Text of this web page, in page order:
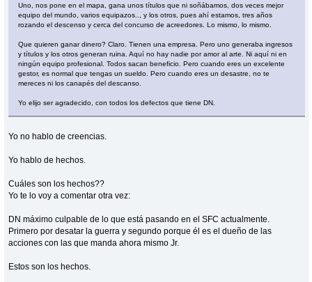
Uno, nos pone en el mapa, gana unos títulos que ni soñábamos, dos veces mejor
equipo del mundo, varios equipazos.., y los otros, pues ahí estamos, tres años
rozando el descenso y cerca del concurso de acreedores. Lo mismo, lo mismo.
Que quieren ganar dinero? Claro. Tienen una empresa. Pero uno generaba ingresos
y títulos y los otros generan ruina. Aquí no hay nadie por amor al arte. Ni aquí ni en
ningún equipo profesional. Todos sacan beneficio. Pero cuando eres un excelente
gestor, es normal que tengas un sueldo. Pero cuando eres un desastre, no te
mereces ni los canapés del descanso.
Yo elijo ser agradecido, con todos los defectos que tiene DN.
Yo no hablo de creencias.
Yo hablo de hechos.
Cuáles son los hechos??
Yo te lo voy a comentar otra vez:
DN máximo culpable de lo que está pasando en el SFC actualmente.
Primero por desatar la guerra y segundo porque él es el dueño de las
acciones con las que manda ahora mismo Jr.
Estos son los hechos.